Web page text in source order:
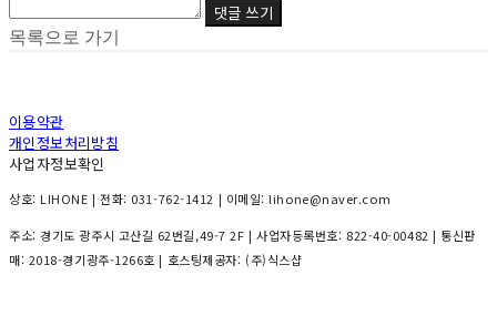
댓글 쓰기
목록으로 가기
이용약관
개인정보처리방침
사업자정보확인
상호: LIHONE | 전화: 031-762-1412 | 이메일: lihone@naver.com
주소: 경기도 광주시 고산길 62번길,49-7 2F | 사업자등록번호: 822-40-00482 | 통신판
매: 2018-경기광주-1266호 | 호스팅제공자: (주)식스샵